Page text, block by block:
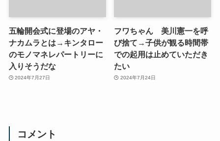
五輪開会式に登場のアヤ・
ナカムラとは→キンタロー
のモノマネレパートリーに
入りそうだな
2024年7月27日
フワちゃん 美川憲一を呼
び捨て→子供が観る時間帯
での起用は止めていただき
たい
2024年7月24日
コメント